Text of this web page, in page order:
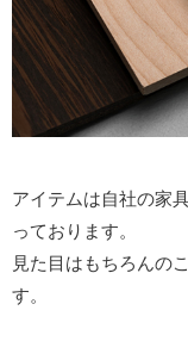
アイテムは自社の家
っております。
見た目はもちろんの
す。